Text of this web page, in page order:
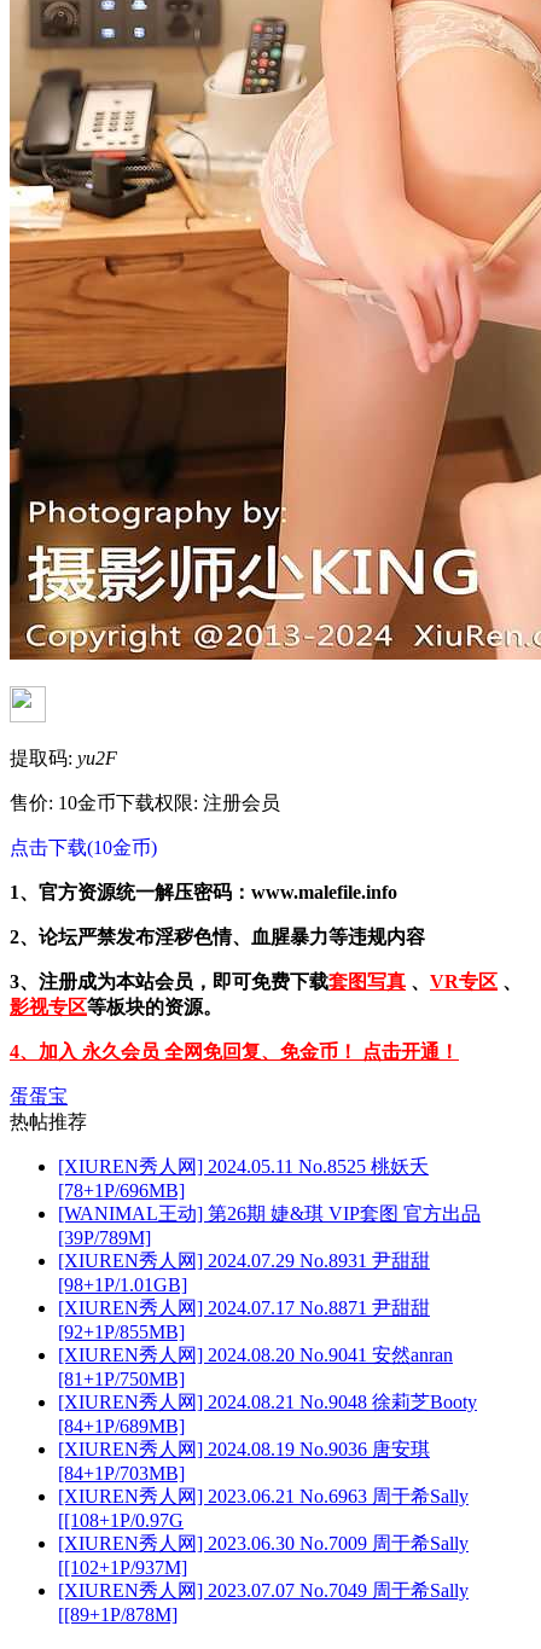
提取码: yu2F
售价: 10金币下载权限: 注册会员
点击下载(10金币)
1、官方资源统一解压密码：www.malefile.info
2、论坛严禁发布淫秽色情、血腥暴力等违规内容
3、注册成为本站会员，即可免费下载套图写真 、 VR专区 、
影视专区等板块的资源。
4、加入 永久会员 全网免回复、免金币！ 点击开通！
蛋蛋宝
热帖推荐
[XIUREN秀人网] 2024.05.11 No.8525 桃妖夭
[78+1P/696MB]
[WANIMAL王动] 第26期 婕&琪 VIP套图 官方出品
[39P/789M]
[XIUREN秀人网] 2024.07.29 No.8931 尹甜甜
[98+1P/1.01GB]
[XIUREN秀人网] 2024.07.17 No.8871 尹甜甜
[92+1P/855MB]
[XIUREN秀人网] 2024.08.20 No.9041 安然anran
[81+1P/750MB]
[XIUREN秀人网] 2024.08.21 No.9048 徐莉芝Booty
[84+1P/689MB]
[XIUREN秀人网] 2024.08.19 No.9036 唐安琪
[84+1P/703MB]
[XIUREN秀人网] 2023.06.21 No.6963 周于希Sally
[[108+1P/0.97G
[XIUREN秀人网] 2023.06.30 No.7009 周于希Sally
[[102+1P/937M]
[XIUREN秀人网] 2023.07.07 No.7049 周于希Sally
[[89+1P/878M]